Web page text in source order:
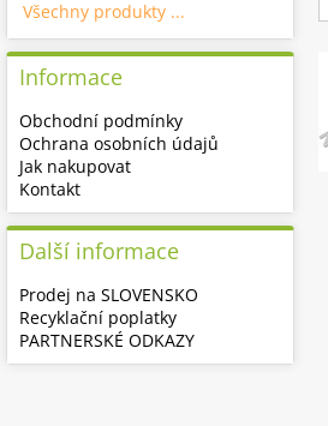
Všechny produkty ...
Informace
Obchodní podmínky
Ochrana osobních údajů
Jak nakupovat
Kontakt
Další informace
Prodej na SLOVENSKO
Recyklační poplatky
PARTNERSKÉ ODKAZY